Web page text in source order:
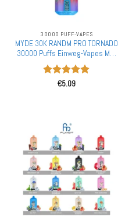
30000 PUFF-VAPES
MYDE 30K RANDM PRO TORNADO
30000 Puffs Einweg-Vapes MTL
Smart LED-Display RGB-Glüh
Wholesale Großhandel kaufen
Bewertet
€5.09